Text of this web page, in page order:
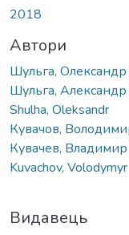
2018
Автори
Шульга,
Шульга,
Shulha, Oleksandr
Кувачов,
Кувачев,
Kuvachov, Volodymyr
Видавець